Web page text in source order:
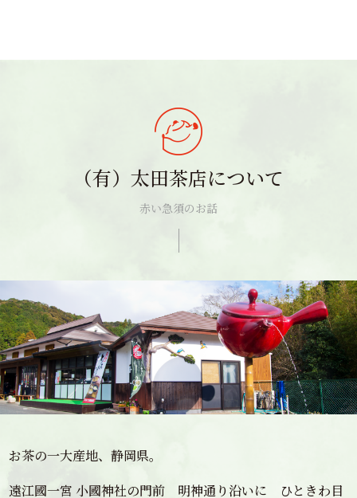
（有）太田茶店について
赤い急須のお話
お茶の一大産地、静岡県。
遠江國一宮 小國神社の門前 明神通り沿いに ひときわ目